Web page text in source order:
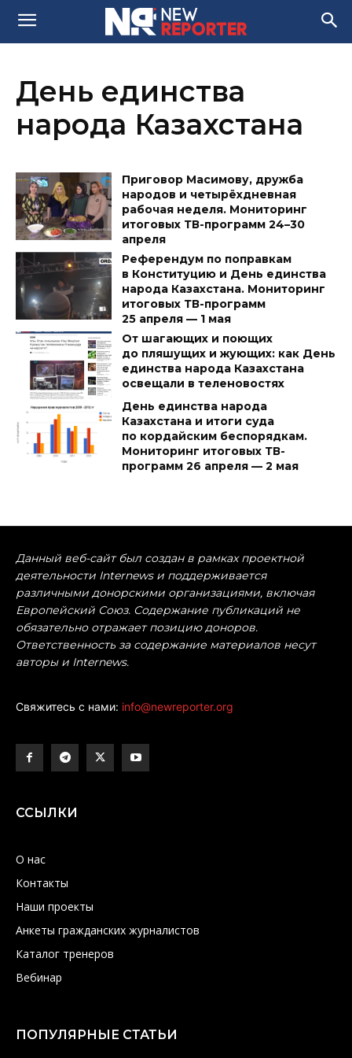
День единства
народа Казахстана
Приговор Масимову, дружба
народов и четырёхдневная
рабочая неделя. Мониторинг
итоговых ТВ-программ 24–30
апреля
Референдум по поправкам
в Конституцию и День единства
народа Казахстана. Мониторинг
итоговых ТВ-программ
25 апреля — 1 мая
От шагающих и поющих
до пляшущих и жующих: как День
единства народа Казахстана
освещали в теленовостях
День единства народа
Казахстана и итоги суда
по кордайским беспорядкам.
Мониторинг итоговых ТВ-
программ 26 апреля — 2 мая
Данный веб-сайт был создан в рамках проектной
деятельности Internews и поддерживается
различными донорскими организациями, включая
Европейский Союз. Содержание публикаций не
обязательно отражает позицию доноров.
Ответственность за содержание материалов несут
авторы и Internews.
Свяжитесь с нами: info@newreporter.org
ССЫЛКИ
О нас
Контакты
Наши проекты
Анкеты гражданских журналистов
Каталог тренеров
Вебинар
ПОПУЛЯРНЫЕ СТАТЬИ